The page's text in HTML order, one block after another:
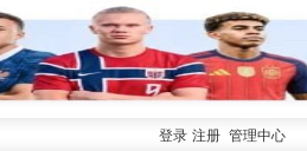
登录 注册 管理中心